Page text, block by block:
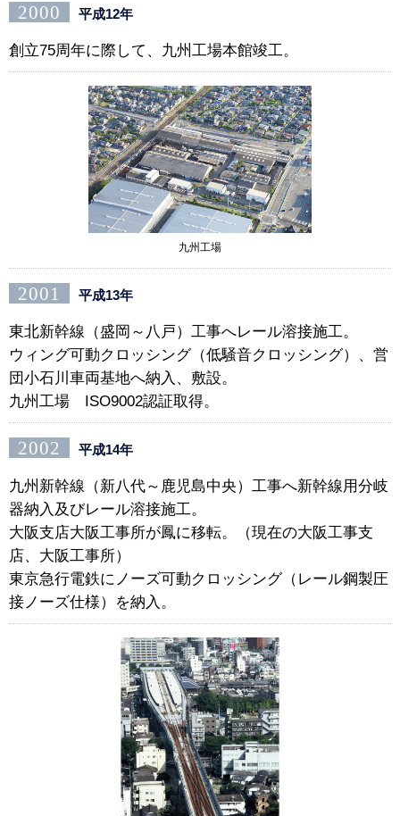
2000 平成12年
創立75周年に際して、九州工場本館竣工。
九州工場
2001 平成13年
東北新幹線（盛岡～八戸）工事へレール溶接施工。
ウィング可動クロッシング（低騒音クロッシング）、営
団小石川車両基地へ納入、敷設。
九州工場 ISO9002認証取得。
2002 平成14年
九州新幹線（新八代～鹿児島中央）工事へ新幹線用分岐
器納入及びレール溶接施工。
大阪支店大阪工事所が鳳に移転。（現在の大阪工事支
店、大阪工事所）
東京急行電鉄にノーズ可動クロッシング（レール鋼製圧
接ノーズ仕様）を納入。